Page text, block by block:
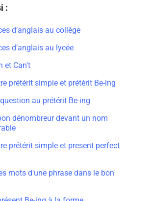
:
d’anglais au collège
d’anglais au lycée
et Can't
prétérit simple et prétérit Be-ing
au prétérit Be-ing
dénombreur devant un nom
prétérit simple et present perfect
mots d'une phrase dans le bon